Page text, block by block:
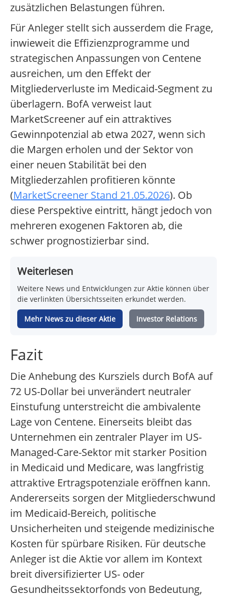
zusätzlichen Belastungen führen.
Für Anleger stellt sich ausserdem die Frage,
inwieweit die Effizienzprogramme und
strategischen Anpassungen von Centene
ausreichen, um den Effekt der
Mitgliederverluste im Medicaid-Segment zu
überlagern. BofA verweist laut
MarketScreener auf ein attraktives
Gewinnpotenzial ab etwa 2027, wenn sich
die Margen erholen und der Sektor von
einer neuen Stabilität bei den
Mitgliederzahlen profitieren könnte
(MarketScreener Stand 21.05.2026). Ob
diese Perspektive eintritt, hängt jedoch von
mehreren exogenen Faktoren ab, die
schwer prognostizierbar sind.
Weiterlesen
Weitere News und Entwicklungen zur Aktie können über
die verlinkten Übersichtsseiten erkundet werden.
Mehr News zu dieser Aktie Investor Relations
Fazit
Die Anhebung des Kursziels durch BofA auf
72 US-Dollar bei unverändert neutraler
Einstufung unterstreicht die ambivalente
Lage von Centene. Einerseits bleibt das
Unternehmen ein zentraler Player im US-
Managed-Care-Sektor mit starker Position
in Medicaid und Medicare, was langfristig
attraktive Ertragspotenziale eröffnen kann.
Andererseits sorgen der Mitgliederschwund
im Medicaid-Bereich, politische
Unsicherheiten und steigende medizinische
Kosten für spürbare Risiken. Für deutsche
Anleger ist die Aktie vor allem im Kontext
breit diversifizierter US- oder
Gesundheitssektorfonds von Bedeutung,